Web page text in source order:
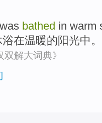
was bathed in warm
在温暖的 阳光中。
双解大词典》